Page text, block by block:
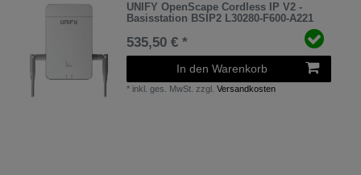
UNIFY OpenScape Cordless IP V2 -
Basisstation BSIP2 L30280-F600-A221
535,50 € *
In den Warenkorb
* inkl. ges. MwSt. zzgl.Versandkosten